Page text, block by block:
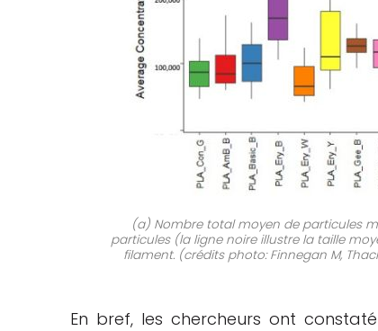
(a) Nombre total moyen de particules
particules (la ligne noire illustre la taille
filament. (crédits photo: Finnegan M,
En bref, les chercheurs ont